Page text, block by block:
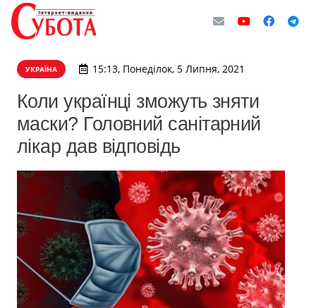
УКРАЇНА 15:13, Понеділок, 5 Липня, 2021
Коли українці зможуть зняти
маски? Головний санітарний
лікар дав відповідь